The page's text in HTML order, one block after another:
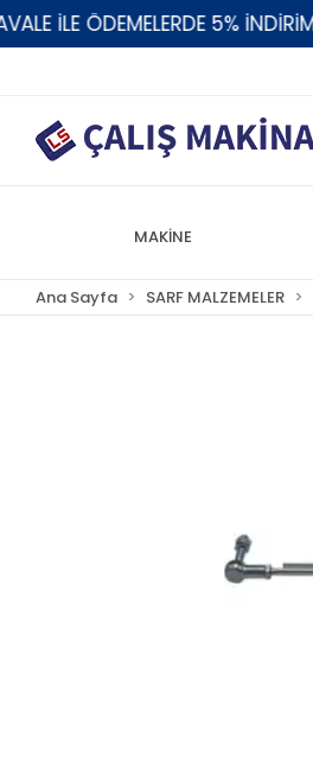
İLE ÖDEMELERDE 5% İNDİRİM
MAKİNE
Ana Sayfa SARF MALZEMELER